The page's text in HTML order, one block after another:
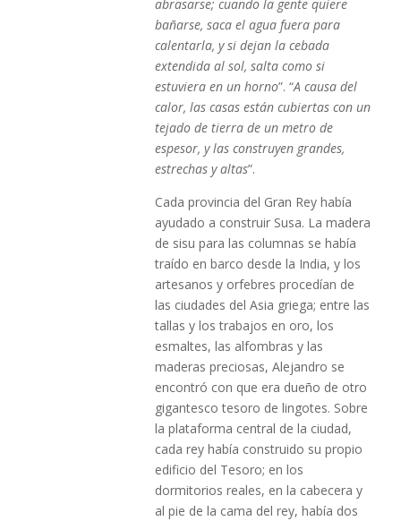
abrasarse; cuando la gente quiere
bañarse, saca el agua fuera para
calentarla, y si dejan la cebada
extendida al sol, salta como si
estuviera en un horno”. “A causa del
calor, las casas están cubiertas con un
tejado de tierra de un metro de
espesor, y las construyen grandes,
estrechas y altas”.
Cada provincia del Gran Rey había
ayudado a construir Susa. La madera
de sisu para las columnas se había
traído en barco desde la India, y los
artesanos y orfebres procedían de
las ciudades del Asia griega; entre las
tallas y los trabajos en oro, los
esmaltes, las alfombras y las
maderas preciosas, Alejandro se
encontró con que era dueño de otro
gigantesco tesoro de lingotes. Sobre
la plataforma central de la ciudad,
cada rey había construido su propio
edificio del Tesoro; en los
dormitorios reales, en la cabecera y
al pie de la cama del rey, había dos